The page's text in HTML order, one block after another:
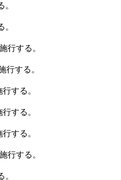
行する。
行する。
する。
する。
する。
行する。